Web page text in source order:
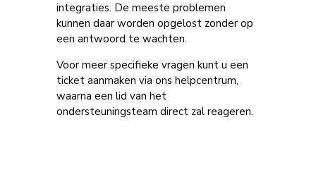
integraties. De meeste problemen
kunnen daar worden opgelost zonder op
een antwoord te wachten.
Voor meer specifieke vragen kunt u een
ticket aanmaken via ons helpcentrum,
waarna een lid van het
ondersteuningsteam direct zal reageren.